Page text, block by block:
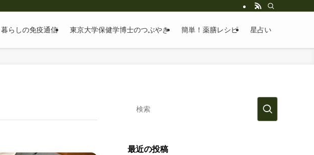
暮らしの免疫通信 東京大学保健学博士のつぶやき 簡単！薬膳レシピ 星占い
最近の投稿